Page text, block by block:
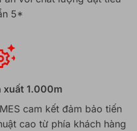
5*
xuất 1.000m
cam kết đảm bảo tiến
cao từ phía khách hàng